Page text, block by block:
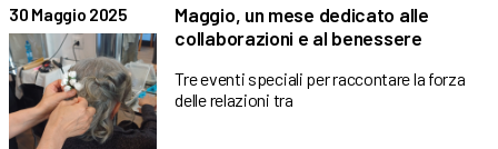
30 Maggio 2025
Maggio, un mese dedicato alle
collaborazioni e al benessere
Tre eventi speciali per raccontare la forza
delle relazioni tra